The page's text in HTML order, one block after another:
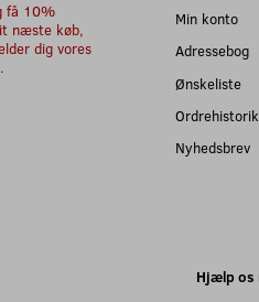
få 10%
næste køb,
dig vores
Min konto
Adressebog
Ønskeliste
Ordrehistorik
Nyhedsbrev
Hjælp os